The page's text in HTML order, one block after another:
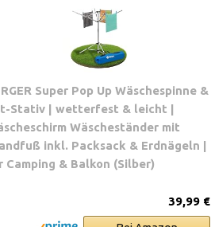
Super Pop Up Wäschespinne &
Stativ | wetterfest & leicht |
Wäscheständer mit
inkl. Packsack & Erdnägeln |
Camping & Balkon (Silber)
39,99 €